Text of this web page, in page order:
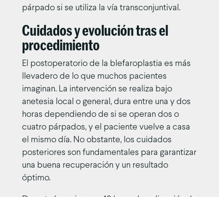
párpado si se utiliza la vía transconjuntival.
Cuidados y evolución tras el
procedimiento
El postoperatorio de la blefaroplastia es más
llevadero de lo que muchos pacientes
imaginan. La intervención se realiza bajo
anetesia local o general, dura entre una y dos
horas dependiendo de si se operan dos o
cuatro párpados, y el paciente vuelve a casa
el mismo día. No obstante, los cuidados
posteriores son fundamentales para garantizar
una buena recuperación y un resultado
óptimo.